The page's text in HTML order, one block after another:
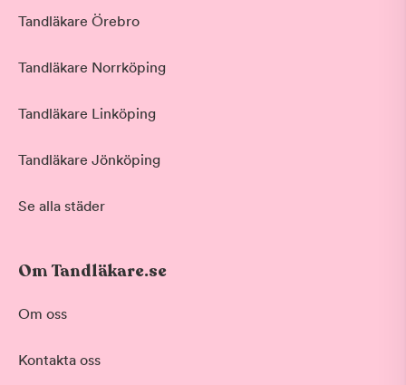
Tandläkare Örebro
Tandläkare Norrköping
Tandläkare Linköping
Tandläkare Jönköping
Se alla städer
Om Tandläkare.se
Om oss
Kontakta oss